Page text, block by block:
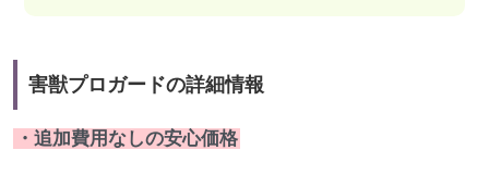
害獣プロガードの詳細情報
・追加費用なしの安心価格